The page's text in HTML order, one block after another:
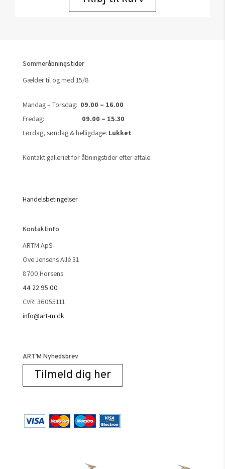
Sommeråbningstider
Gælder til og med 15/8
Mandag – Torsdag: 09.00 – 16.00
Fredag: 09.00 – 15.30
Lørdag, søndag & helligdage: Lukket
Kontakt galleriet for åbningstider efter aftale.
Handelsbetingelser
Kontaktinfo
ARTM ApS
Ove Jensens Allé 31
8700 Horsens
44 22 95 00
CVR: 36055111
info@art-m.dk
ART’M Nyhedsbrev
Tilmeld dig her